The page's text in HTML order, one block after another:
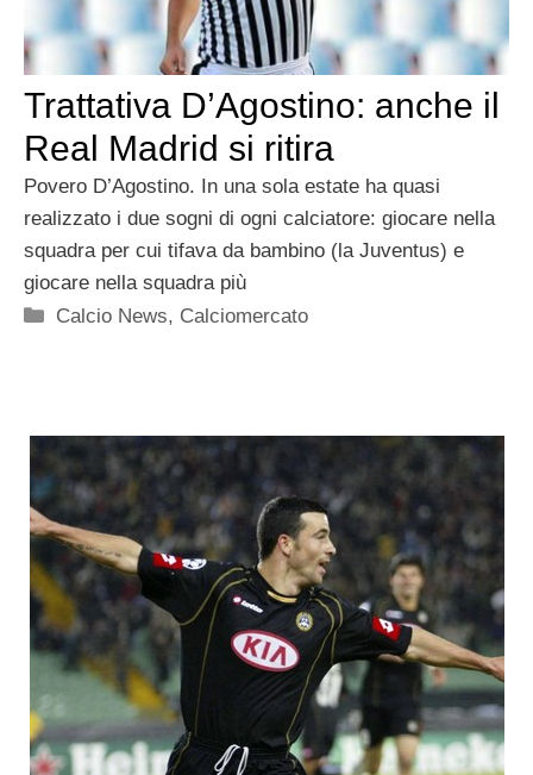
Trattativa D’Agostino: anche il
Real Madrid si ritira
Povero D’Agostino. In una sola estate ha quasi
realizzato i due sogni di ogni calciatore: giocare nella
squadra per cui tifava da bambino (la Juventus) e
giocare nella squadra più
Categorie
Calcio News, Calciomercato